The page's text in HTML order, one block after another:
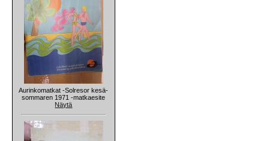
Aurinkomatkat -Solresor kesä-
sommaren 1971 -matkaesite
Näytä